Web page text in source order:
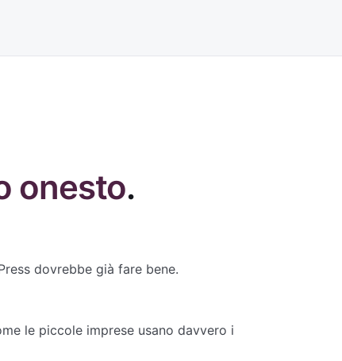
onesto.
dovrebbe già fare bene.
le piccole imprese usano davvero i